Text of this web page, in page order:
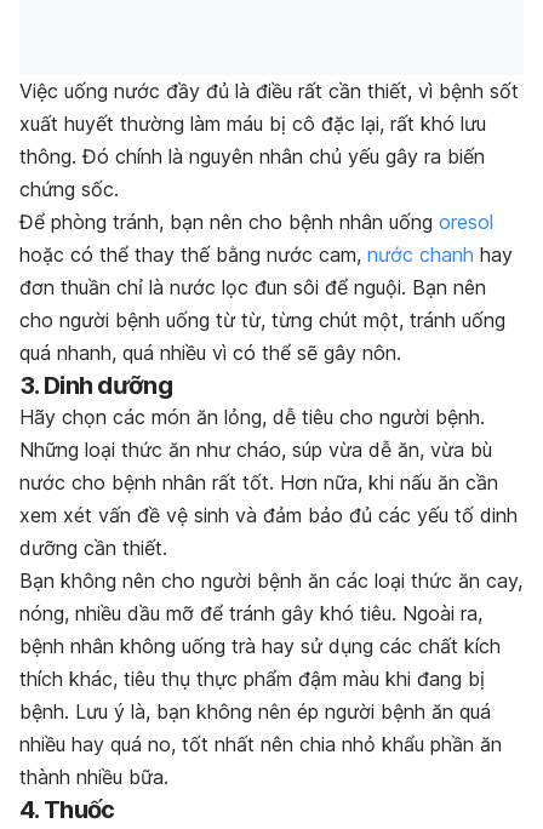
Việc uống nước đầy đủ là điều rất cần thiết, vì bệnh sốt
xuất huyết thường làm máu bị cô đặc lại, rất khó lưu
thông. Đó chính là nguyên nhân chủ yếu gây ra biến
chứng sốc.
Để phòng tránh, bạn nên cho bệnh nhân uống oresol
hoặc có thể thay thế bằng nước cam, nước chanh hay
đơn thuần chỉ là nước lọc đun sôi để nguội. Bạn nên
cho người bệnh uống từ từ, từng chút một, tránh uống
quá nhanh, quá nhiều vì có thể sẽ gây nôn.
3. Dinh dưỡng
Hãy chọn các món ăn lỏng, dễ tiêu cho người bệnh.
Những loại thức ăn như cháo, súp vừa dễ ăn, vừa bù
nước cho bệnh nhân rất tốt. Hơn nữa, khi nấu ăn cần
xem xét vấn đề vệ sinh và đảm bảo đủ các yếu tố dinh
dưỡng cần thiết.
Bạn không nên cho người bệnh ăn các loại thức ăn cay,
nóng, nhiều dầu mỡ để tránh gây khó tiêu. Ngoài ra,
bệnh nhân không uống trà hay sử dụng các chất kích
thích khác, tiêu thụ thực phẩm đậm màu khi đang bị
bệnh. Lưu ý là, bạn không nên ép người bệnh ăn quá
nhiều hay quá no, tốt nhất nên chia nhỏ khẩu phần ăn
thành nhiều bữa.
4. Thuốc